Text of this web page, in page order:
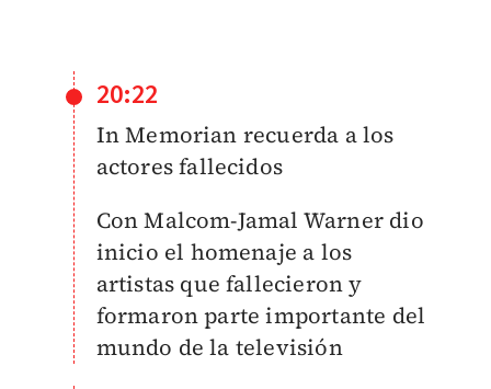
20:22
In Memorian recuerda a los
actores fallecidos
Con Malcom-Jamal Warner dio
inicio el homenaje a los
artistas que fallecieron y
formaron parte importante del
mundo de la televisión